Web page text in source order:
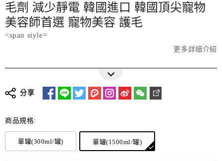
毛劑 減少靜電 韓國進口 韓國頂尖寵物
美容師首選 寵物美容 護毛
<span style=
更多詳細介紹
分享
商品規格:
單罐(300ml/罐) 單罐(1500ml/罐)